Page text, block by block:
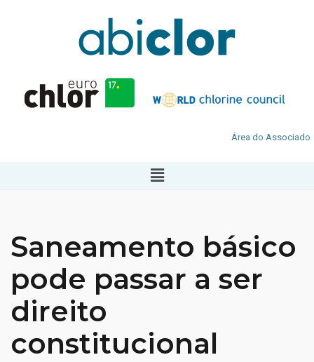
Área do Associado
Saneamento básico
pode passar a ser
direito
constitucional